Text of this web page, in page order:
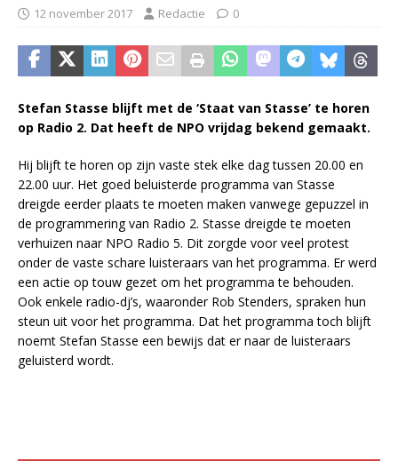
12 november 2017 Redactie 0
Stefan Stasse blijft met de ‘Staat van Stasse’ te horen
op Radio 2. Dat heeft de NPO vrijdag bekend gemaakt.
Hij blijft te horen op zijn vaste stek elke dag tussen 20.00 en
22.00 uur. Het goed beluisterde programma van Stasse
dreigde eerder plaats te moeten maken vanwege gepuzzel in
de programmering van Radio 2. Stasse dreigde te moeten
verhuizen naar NPO Radio 5. Dit zorgde voor veel protest
onder de vaste schare luisteraars van het programma. Er werd
een actie op touw gezet om het programma te behouden.
Ook enkele radio-dj’s, waaronder Rob Stenders, spraken hun
steun uit voor het programma. Dat het programma toch blijft
noemt Stefan Stasse een bewijs dat er naar de luisteraars
geluisterd wordt.